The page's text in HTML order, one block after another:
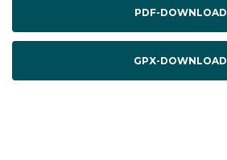
PDF-DOWNLOAD
GPX-DOWNLOAD